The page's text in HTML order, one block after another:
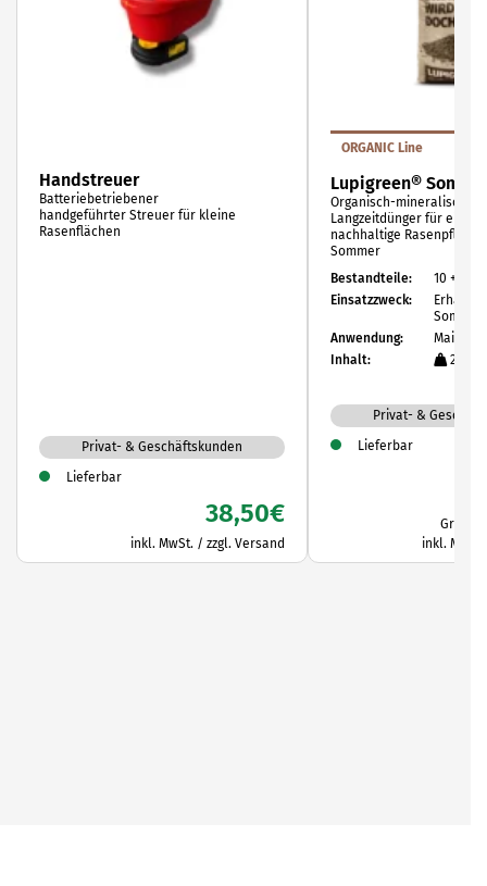
Handstreuer
Batteriebetriebener
handgeführter Streuer für kleine
Rasenflächen
Privat- & Geschäftskunden
Lieferbar
38,50€
inkl. MwSt. / zzgl. Versand
ORGANIC Line
Lupigreen®
Organisch-mineralischer
Langzeitdünger für eine
nachhaltige Rasenpflege
Sommer
Bestandteile:
10 + 2 +
Einsatzzweck:
Sommer
Anwendung:
Mai –
Inhalt:
20 kg
Privat- &
Lieferbar
inkl.